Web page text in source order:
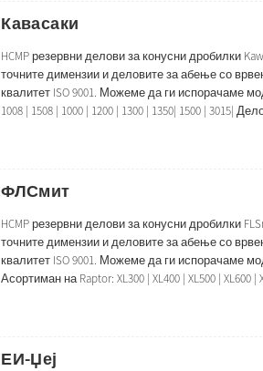
Кавасаки
HCMP резервни делови за конусни дробилки
точните димензии и деловите за абење со
квалитет ISO 9001. Можеме да ги испорачаме
1008 | 1508 | 1000 | 1200 | 1300 | 1350| 1500 |
ФЛСмит
HCMP резервни делови за конусни дробилки
точните димензии и деловите за абење со
квалитет ISO 9001. Можеме да ги испорачаме
Асортиман на Raptor: XL300 | XL400 | XL500 | XL600
Обвивка/подвижна обвивка, заптивен прстен,
ЕИ-Џеј